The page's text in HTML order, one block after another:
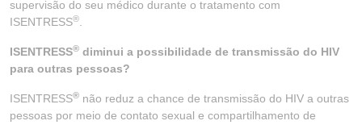
supervisão do seu médico durante o tratamento com
ISENTRESS®
ISENTRESS® diminui a possibilidade de transmissão do HIV
para outras pessoas?
ISENTRESS® não reduz a chance de transmissão do HIV a outras
pessoas por meio de contato sexual e compartilhamento de